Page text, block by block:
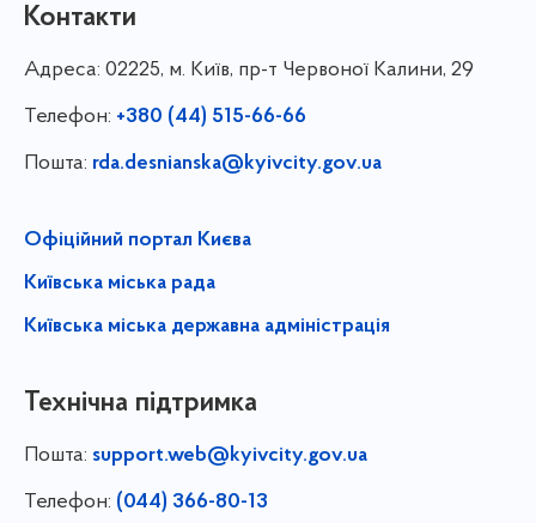
Контакти
Адреса: 02225, м. Київ, пр-т Червоної Калини, 29
Телефон: +380 (44) 515-66-66
Пошта: rda.desnianska@kyivcity.gov.ua
Офіційний портал Києва
Київська міська рада
Київська міська державна адміністрація
Технічна підтримка
Пошта: support.web@kyivcity.gov.ua
Телефон: (044) 366-80-13